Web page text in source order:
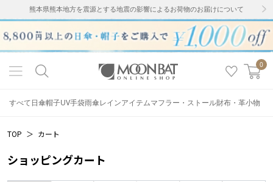
熊本県熊本地方を震源とする地震の影響によるお荷物のお届けについて
0
すべて日傘帽子UV手袋雨傘レインアイテムマフラー・ストール財布・革小物
TOP ＞ カート
ショッピングカート